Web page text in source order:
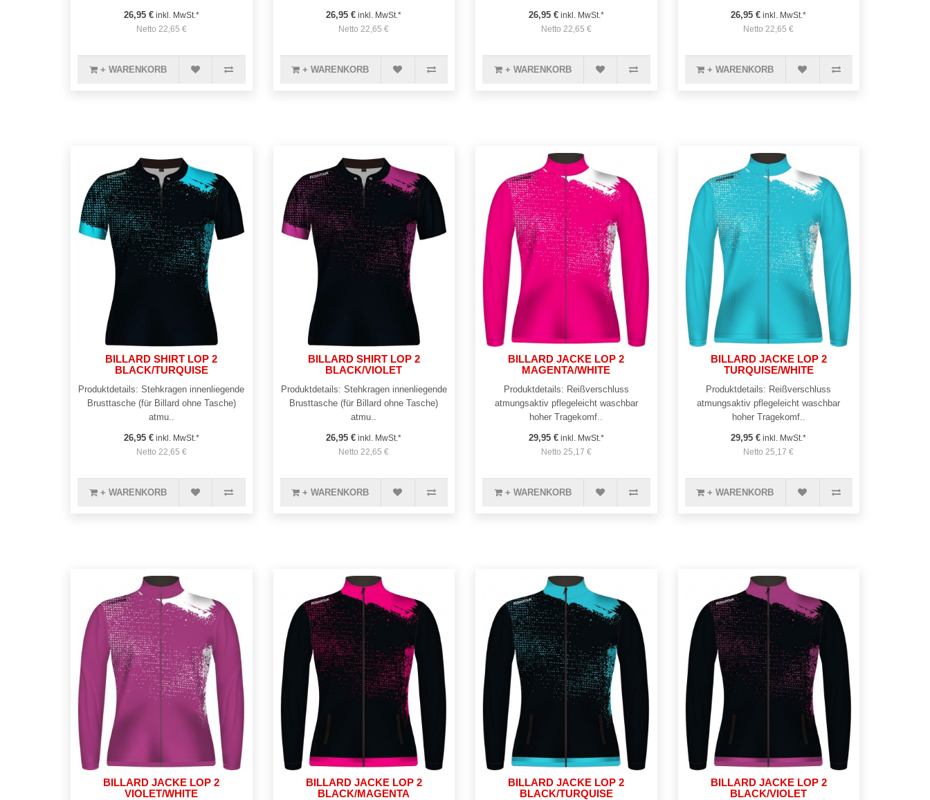
26,95 €inkl. MwSt.*
Netto 22,65 €
+ WARENKORB
26,95 € inkl. MwSt.*
Netto 22,65 €
+ WARENKORB
26,95 €inkl. MwSt.*
Netto 22,65 €
+ WARENKORB
26,95 € inkl. MwSt.*
Netto 22,65 €
+ WARENKORB
BILLARD SHIRT LOP 2
BLACK/TURQUISE
Produktdetails: Stehkragen innenliegende
Brusttasche (für Billard ohne Tasche)
atmu..
26,95 €inkl. MwSt.*
Netto 22,65 €
+ WARENKORB
BILLARD SHIRT LOP 2
BLACK/VIOLET
Produktdetails: Stehkragen innenliegende
Brusttasche (für Billard ohne Tasche)
atmu..
26,95 € inkl. MwSt.*
Netto 22,65 €
+ WARENKORB
BILLARD JACKE LOP 2
MAGENTA/WHITE
Produktdetails: Reißverschluss
atmungsaktiv pflegeleicht waschbar
hoher Tragekomf..
29,95 €inkl. MwSt.*
Netto 25,17 €
+ WARENKORB
BILLARD JACKE LOP 2
TURQUISE/WHITE
Produktdetails: Reißverschluss
atmungsaktiv pflegeleicht waschbar
hoher Tragekomf..
29,95 € inkl. MwSt.*
Netto 25,17 €
+ WARENKORB
BILLARD JACKE LOP 2
VIOLET/WHITE
BILLARD JACKE LOP 2
BLACK/MAGENTA
BILLARD JACKE LOP 2
BLACK/TURQUISE
BILLARD JACKE LOP 2
BLACK/VIOLET